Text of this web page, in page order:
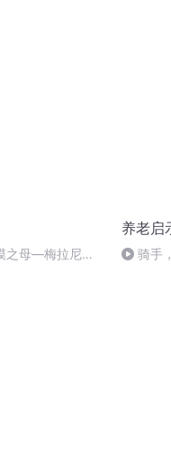
之母—梅拉尼亚
养老启
骑手